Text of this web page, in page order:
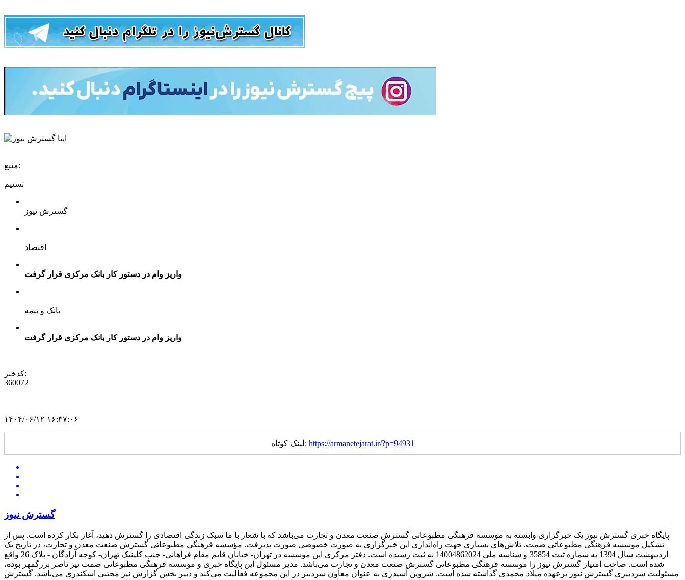
منبع:
تسنیم
گسترش نیوز
اقتصاد
واریز وام در دستور کار بانک مرکزی قرار گرفت
بانک و بیمه
واریز وام در دستور کار بانک مرکزی قرار گرفت
کدخبر:
360072
۱۴۰۴/۰۶/۱۲ ۱۶:۳۷:۰۶
لینک کوتاه: https://armanetejarat.ir/?p=94931
گسترش نیوز
پایگاه خبری گسترش نیوز یک خبرگزاری وابسته به موسسه فرهنگی مطبوعاتی گسترش صنعت معدن و تجارت می‌باشد که با شعار با ما سبک زندگی اقتصادی را گسترش دهید، آغاز بکار کرده است. پس از
تشکیل موسسه فرهنگی مطبوعاتی صمت، تلاش‌های بسیاری جهت راه‌اندازی این خبرگزاری به صورت خصوصی صورت پذیرفت. مؤسسه فرهنگی مطبوعاتی گسترش صنعت معدن و تجارت، در تاریخ یک
اردیبهشت سال 1394 به شماره ثبت 35854 و شناسه ملی 14004862024 به ثبت رسیده است. دفتر مرکزی این موسسه در تهران- خیابان قایم مقام فراهانی- جنب کلینیک تهران- کوچه آزادگان - پلاک 26 واقع
شده است. صاحب امتیاز گسترش نیوز را موسسه فرهنگی مطبوعاتی گسترش صنعت معدن و تجارت می‌باشد. مدیر مسئول این پایگاه خبری و موسسه فرهنگی مطبوعاتی صمت نیز ناصر بزرگمهر بوده،
مسئولیت سردبیری گسترش نیوز برعهده میلاد محمدی گذاشته شده است. شروین اُشیدری به عنوان معاون سردبیر در این مجموعه فعالیت می‌کند و دبیر بخش گزارش نیز مجتبی اسکندری می‌باشد. گسترش